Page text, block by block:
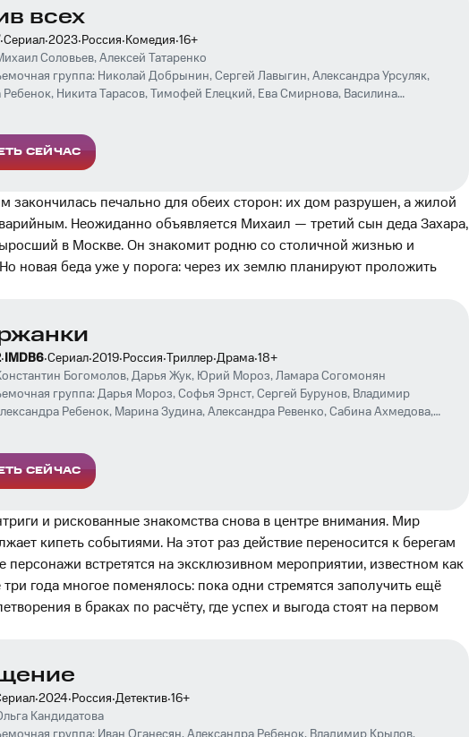
всех
·Сериал·2023·Россия·Комедия·16+
Соловьев,Алексей Татаренко
группа: Николай Добрынин,Сергей Лавыгин,Александра Урсуляк,
Ребенок, Никита Тарасов,Тимофей Елецкий, Ева Смирнова, Василина
СЕЙЧАС
закончилась печально для обеих сторон: их дом разрушен, а жилой
Неожиданно объявляется Михаил — третий сын деда Захара,
в Москве. Он знакомит родню со столичной жизнью и
новая беда уже у порога: через их землю планируют проложить
·IMDB6·Сериал·2019·Россия·Триллер·Драма·18+
Богомолов,Дарья Жук, Юрий Мороз,Ламара Согомонян
группа:Дарья Мороз,Софья Эрнст,Сергей Бурунов, Владимир
Ребенок, Марина Зудина,Александра Ревенко,Сабина Ахмедова,
СЕЙЧАС
и рискованные знакомства снова в центре внимания. Мир
кипеть событиями. На этот раз действие переносится к берегам
персонажи встретятся на эксклюзивном мероприятии, известном как
года многое поменялось: пока одни стремятся заполучить ещё
в браках по расчёту, где успех и выгода стоят на первом
·2024·Россия·Детектив·16+
Кандидатова